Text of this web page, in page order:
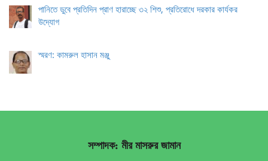
পানিতে ডুবে প্রতিদিন প্রাণ হারাচ্ছে ৩২ শিশু, প্রতিরোধে দরকার কার্যকর
উদ্যোগ
স্মরণ: কামরুল হাসান মঞ্জু
সম্পাদক: মীর মাসরুর জামান